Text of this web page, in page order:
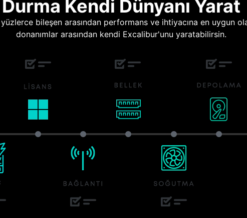
Durma Kendi Dünyanı Yarat
bileşen arasından performans ve ihtiyacına en uygun
donanımlar arasından kendi Excalibur'unu yaratabilirsin.